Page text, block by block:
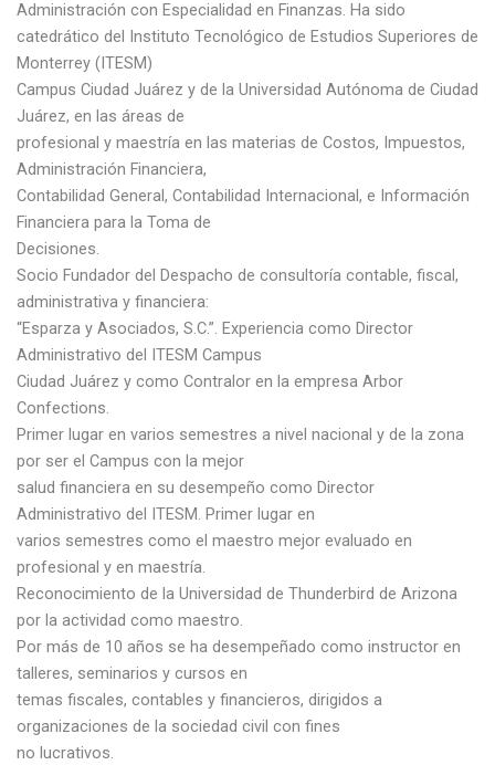
Administración con Especialidad en Finanzas. Ha sido
catedrático del Instituto Tecnológico de Estudios Superiores de
Monterrey (ITESM)
Campus Ciudad Juárez y de la Universidad Autónoma de Ciudad
Juárez, en las áreas de
profesional y maestría en las materias de Costos, Impuestos,
Administración Financiera,
Contabilidad General, Contabilidad Internacional, e Información
Financiera para la Toma de
Decisiones.
Socio Fundador del Despacho de consultoría contable, fiscal,
administrativa y financiera:
“Esparza y Asociados, S.C.”. Experiencia como Director
Administrativo del ITESM Campus
Ciudad Juárez y como Contralor en la empresa Arbor
Confections.
Primer lugar en varios semestres a nivel nacional y de la zona
por ser el Campus con la mejor
salud financiera en su desempeño como Director
Administrativo del ITESM. Primer lugar en
varios semestres como el maestro mejor evaluado en
profesional y en maestría.
Reconocimiento de la Universidad de Thunderbird de Arizona
por la actividad como maestro.
Por más de 10 años se ha desempeñado como instructor en
talleres, seminarios y cursos en
temas fiscales, contables y financieros, dirigidos a
organizaciones de la sociedad civil con fines
no lucrativos.